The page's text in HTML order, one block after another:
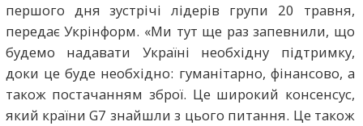
першого дня зустрічі лідерів групи 20 травня,
передає Укрінформ. «Ми тут ще раз запевнили, що
будемо надавати Україні необхідну підтримку,
доки це буде необхідно: гуманітарно, фінансово, а
також постачанням зброї. Це широкий консенсус,
який країни G7 знайшли з цього питання. Це також